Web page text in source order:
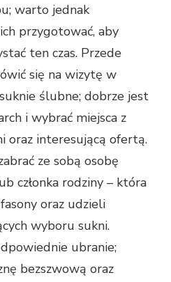
warto jednak
przygotować, aby
ten czas. Przede
się na wizytę w
ślubne; dobrze jest
i wybrać miejsca z
oraz interesującą ofertą.
ze sobą osobę
członka rodziny – która
oraz udzieli
wyboru sukni.
ubranie;
bezszwową oraz